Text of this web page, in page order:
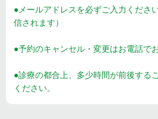
●メールアドレスを必ずご入力くださ
信されます）
●予約のキャンセル・変更はお電話で
●診療の都合上、多少時間が前後する
ください。